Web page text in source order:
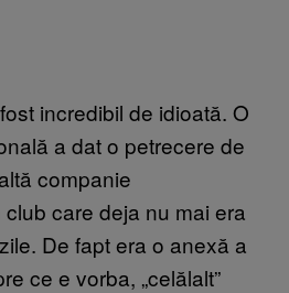
incredibil de idioată. O
a dat o petrecere de
companie
care deja nu mai era
De fapt era o anexă a
ce e vorba, „celălalt”